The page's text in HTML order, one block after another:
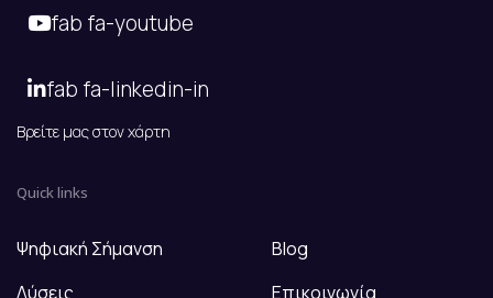
fab fa-youtube
fab fa-linkedin-in
Βρείτε μας στον χάρτη
Quick links
Ψηφιακή Σήμανση
Λύσεις
Blog
Επικοινωνία